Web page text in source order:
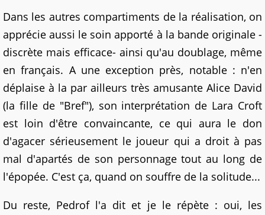
Dans les autres compartiments de la réalisation, on
apprécie aussi le soin apporté à la bande originale -
discrète mais efficace- ainsi qu'au doublage, même
en français. A une exception près, notable : n'en
déplaise à la par ailleurs très amusante Alice David
(la fille de "Bref"), son interprétation de Lara Croft
est loin d'être convaincante, ce qui aura le don
d'agacer sérieusement le joueur qui a droit à pas
mal d'apartés de son personnage tout au long de
l'épopée. C'est ça, quand on souffre de la solitude...
Du reste, Pedrof l'a dit et je le répète : oui, les